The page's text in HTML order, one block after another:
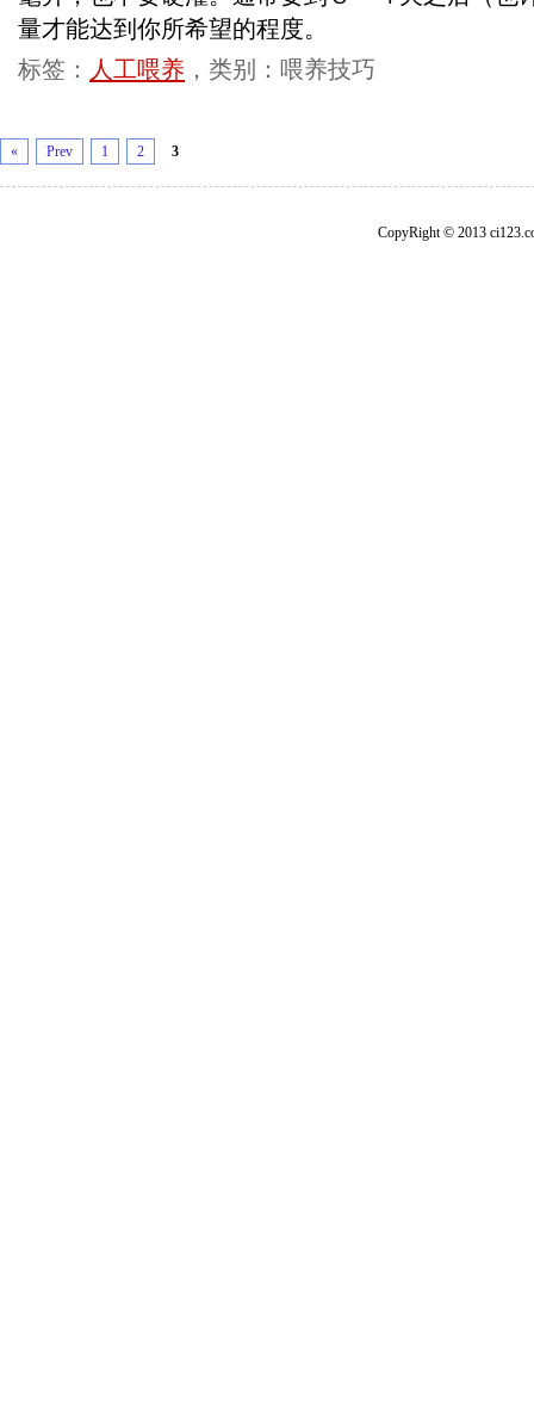
量才能达到你所希望的程度。
标签： 人工喂养 ，类别：喂养技巧
« Prev 1 2 3
CopyRight © 2013